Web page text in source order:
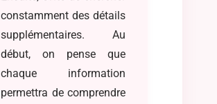
constamment des détails
supplémentaires. Au
début, on pense que
chaque information
permettra de comprendre